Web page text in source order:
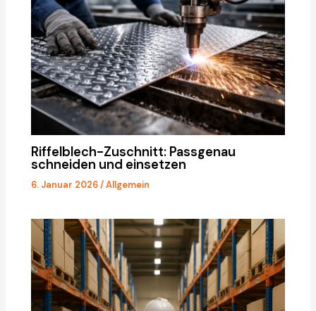
Riffelblech-Zuschnitt: Passgenau
schneiden und einsetzen
6. Januar 2026/Allgemein